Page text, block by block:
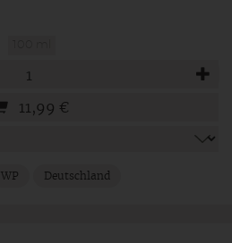
11,99 €
WP Deutschland